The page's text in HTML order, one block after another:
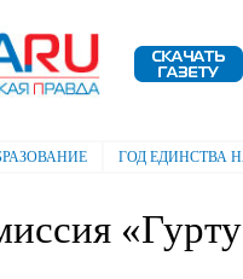
ГОД ЕДИНСТВА